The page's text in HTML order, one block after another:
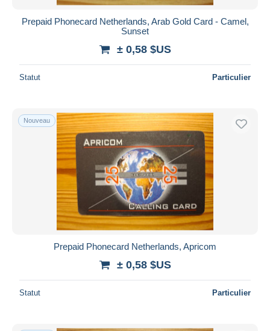
Prepaid Phonecard Netherlands, Arab Gold Card - Camel,
Sunset
± 0,58 $US
Statut Particulier
Nouveau
Prepaid Phonecard Netherlands, Apricom
± 0,58 $US
Statut Particulier